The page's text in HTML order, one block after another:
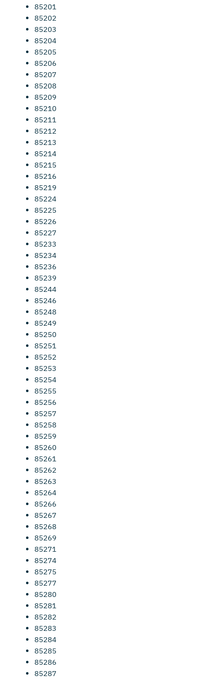
85201
85202
85203
85204
85205
85206
85207
85208
85209
85210
85211
85212
85213
85214
85215
85216
85219
85224
85225
85226
85227
85233
85234
85236
85239
85244
85246
85248
85249
85250
85251
85252
85253
85254
85255
85256
85257
85258
85259
85260
85261
85262
85263
85264
85266
85267
85268
85269
85271
85274
85275
85277
85280
85281
85282
85283
85284
85285
85286
85287